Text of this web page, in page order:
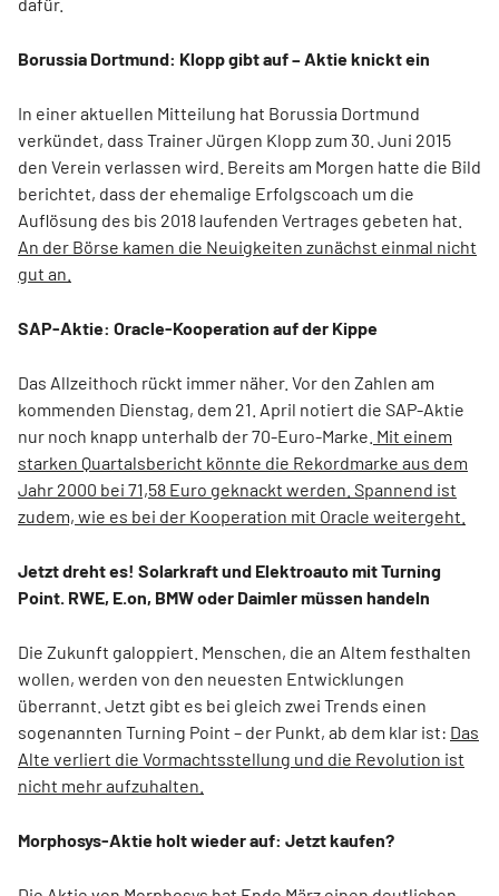
Borussia Dortmund: Klopp gibt auf – Aktie knickt ein
In einer aktuellen Mitteilung hat Borussia Dortmund
verkündet, dass Trainer Jürgen Klopp zum 30. Juni 2015
den Verein verlassen wird. Bereits am Morgen hatte die Bild
berichtet, dass der ehemalige Erfolgscoach um die
Auflösung des bis 2018 laufenden Vertrages gebeten hat.
An der Börse kamen die Neuigkeiten zunächst einmal nicht
gut an.
SAP-Aktie: Oracle-Kooperation auf der Kippe
Das Allzeithoch rückt immer näher. Vor den Zahlen am
kommenden Dienstag, dem 21. April notiert die SAP-Aktie
nur noch knapp unterhalb der 70-Euro-Marke. Mit einem
starken Quartalsbericht könnte die Rekordmarke aus dem
Jahr 2000 bei 71,58 Euro geknackt werden. Spannend ist
zudem, wie es bei der Kooperation mit Oracle weitergeht.
Jetzt dreht es! Solarkraft und Elektroauto mit Turning
Point. RWE, E.on, BMW oder Daimler müssen handeln
Die Zukunft galoppiert. Menschen, die an Altem festhalten
wollen, werden von den neuesten Entwicklungen
überrannt. Jetzt gibt es bei gleich zwei Trends einen
sogenannten Turning Point – der Punkt, ab dem klar ist: Das
Alte verliert die Vormachtsstellung und die Revolution ist
nicht mehr aufzuhalten.
Morphosys-Aktie holt wieder auf: Jetzt kaufen?